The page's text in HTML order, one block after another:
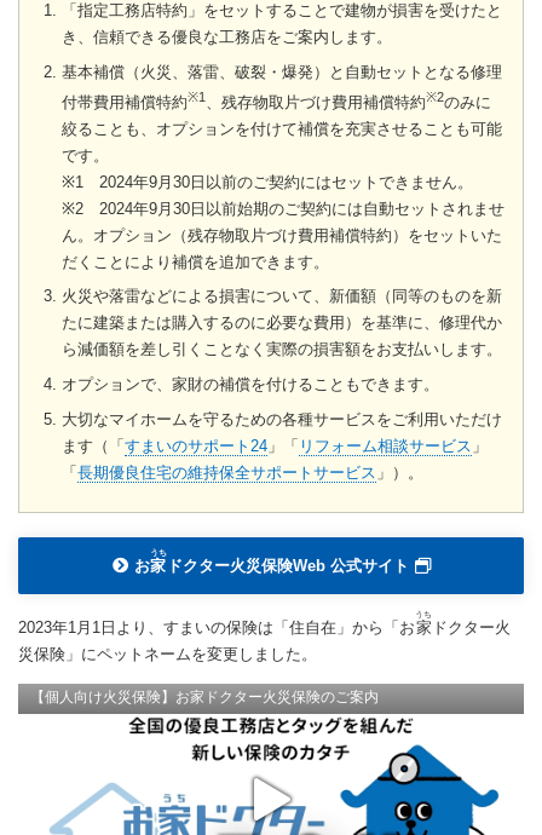
「指定工務店特約」をセットすることで建物が損害を受けたと
き、信頼できる優良な工務店をご案内します。
基本補償（火災、落雷、破裂・爆発）と自動セットとなる修理
付帯費用補償特約※1、残存物取片づけ費用補償特約※2のみに
絞ることも、オプションを付けて補償を充実させることも可能
です。
※1 2024年9月30日以前のご契約にはセットできません。
※2 2024年9月30日以前始期のご契約には自動セットされませ
ん。オプション（残存物取片づけ費用補償特約）をセットいた
だくことにより補償を追加できます。
火災や落雷などによる損害について、新価額（同等のものを新
たに建築または購入するのに必要な費用）を基準に、修理代か
ら減価額を差し引くことなく実際の損害額をお支払いします。
オプションで、家財の補償を付けることもできます。
大切なマイホームを守るための各種サービスをご利用いただけ
ます（「すまいのサポート24」「 リフォーム相談サービス 」
「長期優良住宅の維持保全サポートサービス 」）。
お家
うち
ドクター火災保険Web 公式サイト
2023年1月1日より、すまいの保険は「住自在」から「お家
うち
ドクター火
災保険」にペットネームを変更しました。